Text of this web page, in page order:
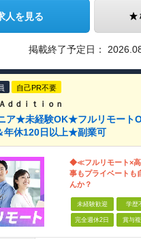
人を見る
掲載終了予定日：
自己PR不要
ｄｉｔｉｏｎ
ア★未経験OK★フルリモー
年休120日以上★副業可
◆≪フルリモート×
事もプライベートも
んか？
未経験歓迎 学歴
完全週休2日 賞与